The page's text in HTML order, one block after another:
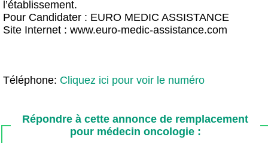
l’établissement.
Pour Candidater : EURO MEDIC ASSISTANCE
Site Internet : www.euro-medic-assistance.com
Téléphone: Cliquez ici pour voir le numéro
Répondre à cette annonce de remplacement
pour médecin oncologie :